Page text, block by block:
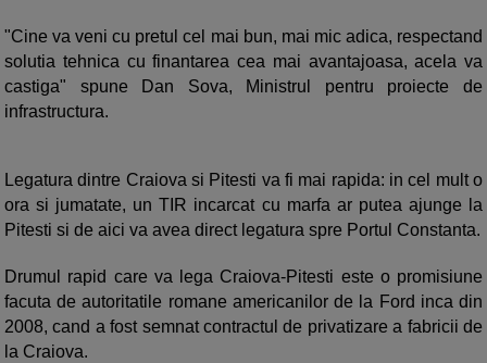
"Cine va veni cu pretul cel mai bun, mai mic adica, respectand
solutia tehnica cu finantarea cea mai avantajoasa, acela va
castiga" spune Dan Sova, Ministrul pentru proiecte de
infrastructura.
Legatura dintre Craiova si Pitesti va fi mai rapida: in cel mult o
ora si jumatate, un TIR incarcat cu marfa ar putea ajunge la
Pitesti si de aici va avea direct legatura spre Portul Constanta.
Drumul rapid care va lega Craiova-Pitesti este o promisiune
facuta de autoritatile romane americanilor de la Ford inca din
2008, cand a fost semnat contractul de privatizare a fabricii de
la Craiova.